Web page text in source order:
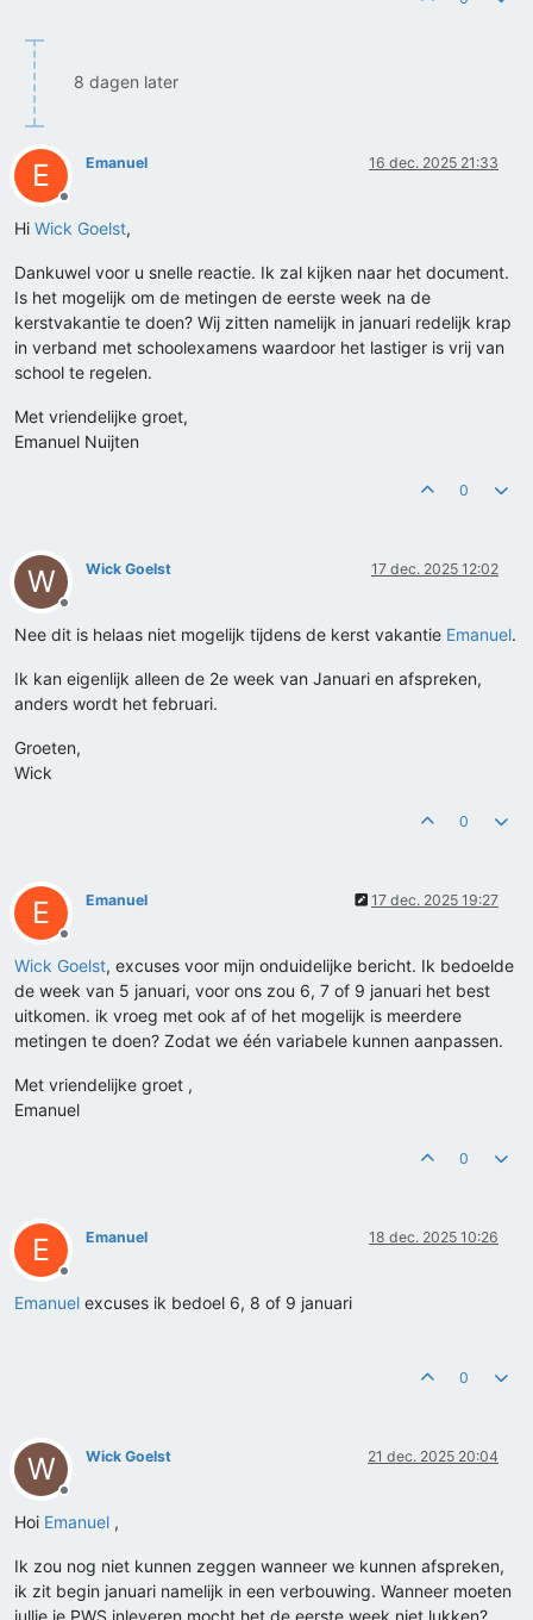
8 dagen later
E
Offline
Emanuel 16 dec. 2025 21:33
Hi Wick Goelst,
Dankuwel voor u snelle reactie. Ik zal kijken naar het document.
Is het mogelijk om de metingen de eerste week na de
kerstvakantie te doen? Wij zitten namelijk in januari redelijk krap
in verband met schoolexamens waardoor het lastiger is vrij van
school te regelen.
Met vriendelijke groet,
Emanuel Nuijten
0
W
Offline
Wick Goelst 17 dec. 2025 12:02
Nee dit is helaas niet mogelijk tijdens de kerst vakantie Emanuel.
Ik kan eigenlijk alleen de 2e week van Januari en afspreken,
anders wordt het februari.
Groeten,
Wick
0
E
Offline
Emanuel 17 dec. 2025 19:27
Wick Goelst, excuses voor mijn onduidelijke bericht. Ik bedoelde
de week van 5 januari, voor ons zou 6, 7 of 9 januari het best
uitkomen. ik vroeg met ook af of het mogelijk is meerdere
metingen te doen? Zodat we één variabele kunnen aanpassen.
Met vriendelijke groet ,
Emanuel
0
E
Offline
Emanuel 18 dec. 2025 10:26
Emanuel excuses ik bedoel 6, 8 of 9 januari
0
W
Offline
Wick Goelst 21 dec. 2025 20:04
Hoi Emanuel ,
Ik zou nog niet kunnen zeggen wanneer we kunnen afspreken,
ik zit begin januari namelijk in een verbouwing. Wanneer moeten